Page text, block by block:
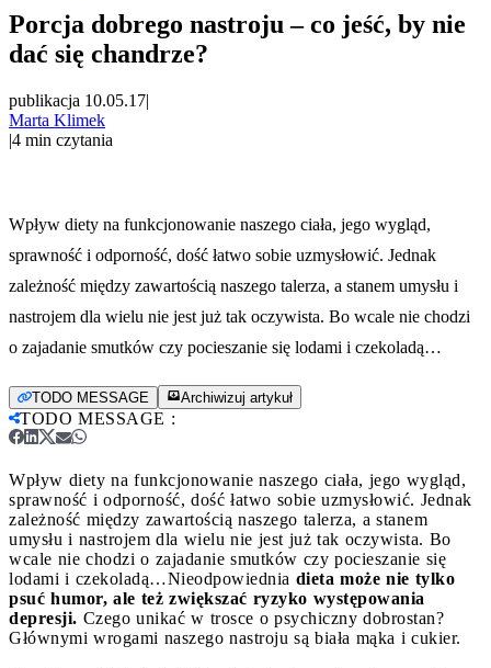
Porcja dobrego nastroju – co jeść, by nie
dać się chandrze?
publikacja 10.05.17|
Marta Klimek
|4 min czytania
Wpływ diety na funkcjonowanie naszego ciała, jego wygląd,
sprawność i odporność, dość łatwo sobie uzmysłowić. Jednak
zależność między zawartością naszego talerza, a stanem umysłu i
nastrojem dla wielu nie jest już tak oczywista. Bo wcale nie chodzi
o zajadanie smutków czy pocieszanie się lodami i czekoladą…
TODO MESSAGE Archiwizuj artykuł
TODO MESSAGE :
Wpływ diety na funkcjonowanie naszego ciała, jego wygląd,
sprawność i odporność, dość łatwo sobie uzmysłowić. Jednak
zależność między zawartością naszego talerza, a stanem
umysłu i nastrojem dla wielu nie jest już tak oczywista. Bo
wcale nie chodzi o zajadanie smutków czy pocieszanie się
lodami i czekoladą…Nieodpowiednia dieta może nie tylko
psuć humor, ale też zwiększać ryzyko występowania
depresji. Czego unikać w trosce o psychiczny dobrostan?
Głównymi wrogami naszego nastroju są biała mąka i cukier.